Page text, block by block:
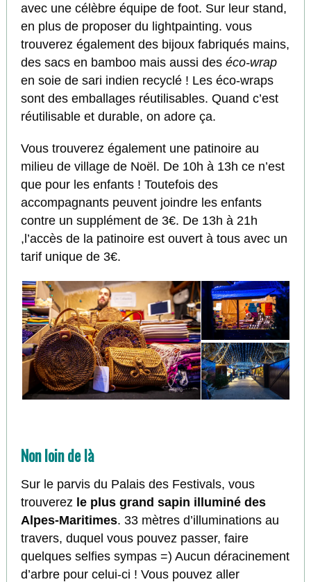
avec une célèbre équipe de foot. Sur leur stand,
en plus de proposer du lightpainting. vous
trouverez également des bijoux fabriqués mains,
des sacs en bamboo mais aussi des éco-wrap
en soie de sari indien recyclé ! Les éco-wraps
sont des emballages réutilisables. Quand c’est
réutilisable et durable, on adore ça.
Vous trouverez également une patinoire au
milieu de village de Noël. De 10h à 13h ce n’est
que pour les enfants ! Toutefois des
accompagnants peuvent joindre les enfants
contre un supplément de 3€. De 13h à 21h
,l’accès de la patinoire est ouvert à tous avec un
tarif unique de 3€.
Non loin de là
Sur le parvis du Palais des Festivals, vous
trouverez le plus grand sapin illuminé des
Alpes-Maritimes. 33 mètres d’illuminations au
travers, duquel vous pouvez passer, faire
quelques selfies sympas =) Aucun déracinement
d’arbre pour celui-ci ! Vous pouvez aller